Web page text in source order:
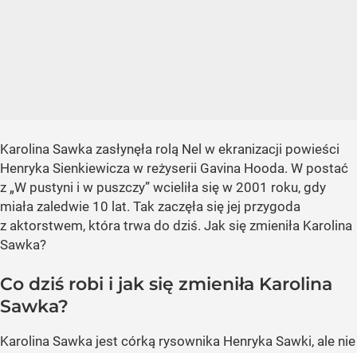
Karolina Sawka zasłynęła rolą Nel w ekranizacji powieści
Henryka Sienkiewicza w reżyserii Gavina Hooda. W postać
z „W pustyni i w puszczy” wcieliła się w 2001 roku, gdy
miała zaledwie 10 lat. Tak zaczęła się jej przygoda
z aktorstwem, która trwa do dziś. Jak się zmieniła Karolina
Sawka?
Co dziś robi i jak się zmieniła Karolina
Sawka?
Karolina Sawka jest córką rysownika Henryka Sawki, ale nie